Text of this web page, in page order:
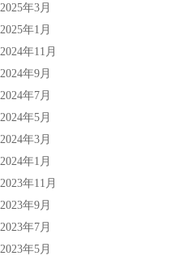
2025年3月
2025年1月
2024年11月
2024年9月
2024年7月
2024年5月
2024年3月
2024年1月
2023年11月
2023年9月
2023年7月
2023年5月